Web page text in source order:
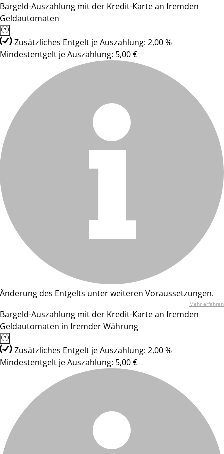
Bargeld-Auszahlung mit der Kredit-Karte an fremden
Geldautomaten
Zusätzliches Entgelt je Auszahlung: 2,00 %
Mindestentgelt je Auszahlung: 5,00 €
Änderung des Entgelts unter weiteren Voraussetzungen.
Mehr erfahren
Bargeld-Auszahlung mit der Kredit-Karte an fremden
Geldautomaten in fremder Währung
Zusätzliches Entgelt je Auszahlung: 2,00 %
Mindestentgelt je Auszahlung: 5,00 €